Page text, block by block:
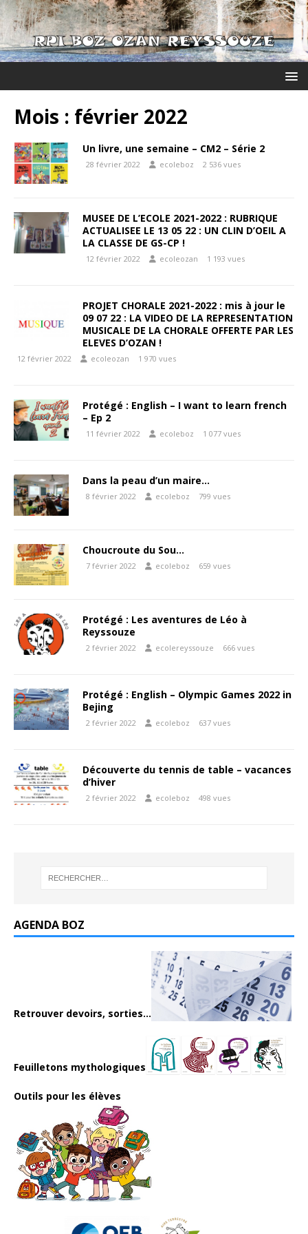
Mois : février 2022
Un livre, une semaine – CM2 – Série 2
28 février 2022 ecoleboz 2 536 vues
MUSEE DE L’ECOLE 2021-2022 : RUBRIQUE
ACTUALISEE LE 13 05 22 : UN CLIN D’OEIL A
LA CLASSE DE GS-CP !
12 février 2022 ecoleozan 1 193 vues
PROJET CHORALE 2021-2022 : mis à jour le
09 07 22 : LA VIDEO DE LA REPRESENTATION
MUSICALE DE LA CHORALE OFFERTE PAR LES
ELEVES D’OZAN !
12 février 2022 ecoleozan 1 970 vues
Protégé : English – I want to learn french
– Ep 2
11 février 2022 ecoleboz 1 077 vues
Dans la peau d’un maire…
8 février 2022 ecoleboz 799 vues
Choucroute du Sou…
7 février 2022 ecoleboz 659 vues
Protégé : Les aventures de Léo à
Reyssouze
2 février 2022 ecolereyssouze 666 vues
Protégé : English – Olympic Games 2022 in
Bejing
2 février 2022 ecoleboz 637 vues
Découverte du tennis de table – vacances
d’hiver
2 février 2022 ecoleboz 498 vues
AGENDA BOZ
Retrouver devoirs, sorties...
Feuilletons mythologiques
Outils pour les élèves